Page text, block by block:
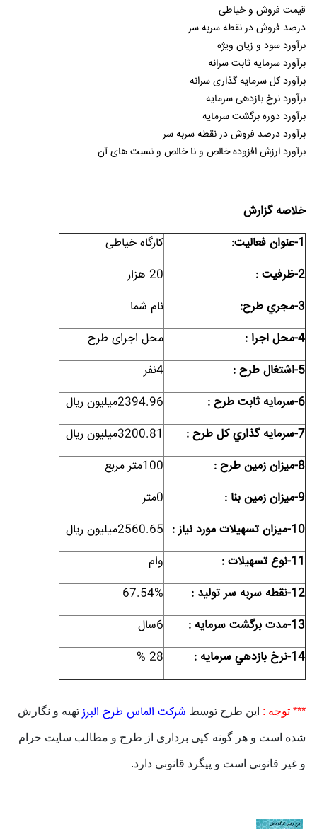
قیمت فروش و خیاطی
درصد فروش در نقطه سربه سر
برآورد سود و زیان ویژه
برآورد سرمایه ثابت سرانه
برآورد کل سرمایه گذاری سرانه
برآورد نرخ بازدهی سرمایه
برآورد دوره برگشت سرمایه
برآورد درصد فروش در نقطه سربه سر
برآورد ارزش افزوده خالص و نا خالص و نسبت های آن
خلاصه گزارش
1-عنوان فعاليت:
کارگاه خیاطی
2-ظرفيت :
20 هزار
3-مجري طرح:
نام شما
4-محل اجرا :
محل اجرای طرح
5-اشتغال طرح :
4نفر
6-سرمايه ثابت طرح :
2394.96میلیون ریال
7-سرمايه گذاري کل طرح :
3200.81میلیون ریال
8-ميزان زمين طرح :
100متر مربع
9-ميزان زمين بنا :
0متر
10-ميزان تسهيلات مورد نياز :
2560.65میلیون ریال
11-نوع تسهيلات :
وام
12-نقطه سربه سر توليد :
67.54%
13-مدت برگشت سرمايه :
6سال
14-نرخ بازدهي سرمايه :
28 %
*** توجه : این طرح توسط شرکت الماس طرح البرز تهیه و نگارش
شده است و هر گونه کپی برداری از طرح و مطالب سایت حرام
و غیر قانونی است و پیگرد قانونی دارد.